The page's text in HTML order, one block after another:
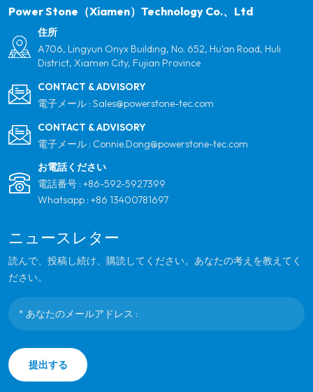
ンのための最も信頼できるグローバルパートナーに
Power Stone（Xiamen）Technology Co.、Ltd
住所
A706, Lingyun Onyx Building, No. 652, Hu'an Road, Huli
District, Xiamen City, Fujian Province
CONTACT & ADVISORY
電子メール : Sales@powerstone-tec.com
CONTACT & ADVISORY
電子メール : Connie.Dong@powerstone-tec.com
お電話ください
電話番号 : +86-592-5927399
Whatsapp : +86 13400781697
ニュースレター
読んで、投稿し続け、購読してください。あなたの考えを教えてく
ださい。
提出する